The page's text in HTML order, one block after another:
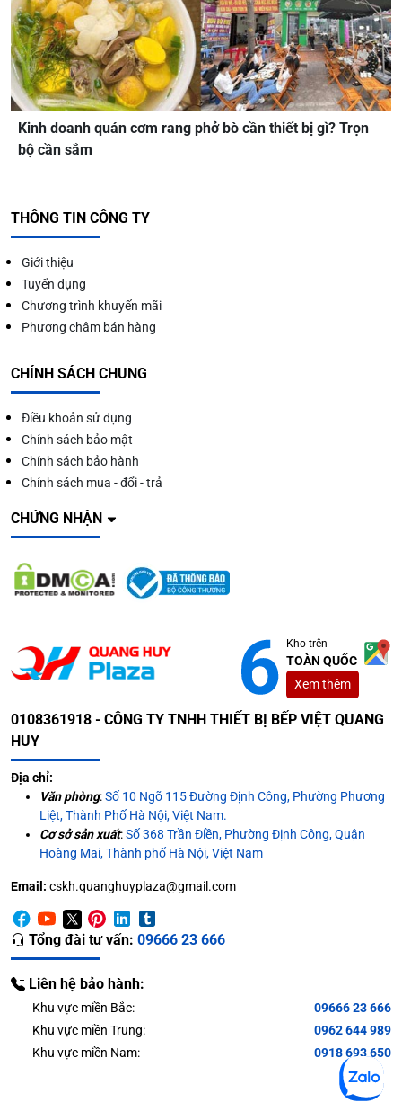
Kinh doanh quán cơm rang phở bò cần thiết bị gì? Trọn
bộ cần sắm
THÔNG TIN CÔNG TY
Giới thiệu
Tuyển dụng
Chương trình khuyến mãi
Phương châm bán hàng
CHÍNH SÁCH CHUNG
Điều khoản sử dụng
Chính sách bảo mật
Chính sách bảo hành
Chính sách mua - đổi - trả
CHỨNG NHẬN
Kho trên
TOÀN QUỐC
Xem thêm
0108361918 - CÔNG TY TNHH THIẾT BỊ BẾP VIỆT QUANG
HUY
Địa chỉ:
Văn phòng:Số 10 Ngõ 115 Đường Định Công, Phường Phương
Liệt, Thành Phố Hà Nội, Việt Nam.
Cơ sở sản xuất:Số 368 Trần Điền, Phường Định Công, Quận
Hoàng Mai, Thành phố Hà Nội, Việt Nam
Email: cskh.quanghuyplaza@gmail.com
Tổng đài tư vấn: 09666 23 666
Liên hệ bảo hành:
Khu vực miền Bắc:
09666 23 666
Khu vực miền Trung:
0962 644 989
Khu vực miền Nam:
0918 693 650